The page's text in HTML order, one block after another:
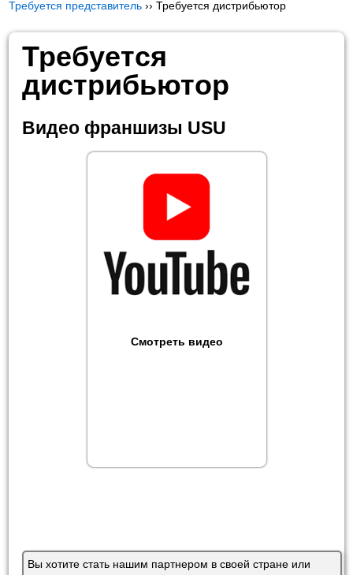
Требуется представитель ››Требуется дистрибьютор
Требуется
дистрибьютор
Видео франшизы USU
Смотреть видео
Вы хотите стать нашим партнером в своей стране или